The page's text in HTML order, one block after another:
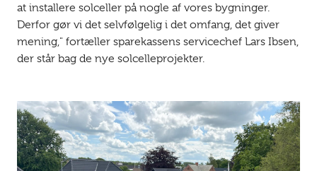
at installere solceller på nogle af vores bygninger.
Derfor gør vi det selvfølgelig i det omfang, det giver
mening," fortæller sparekassens servicechef Lars Ibsen,
der står bag de nye solcelleprojekter.